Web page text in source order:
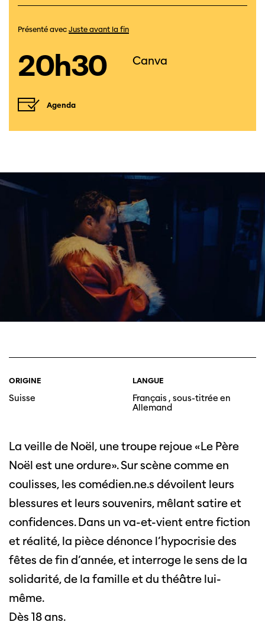
Présenté avec Juste avant la fin
20h30 Canva
Agenda
ORIGINE
Suisse
LANGUE
Français , sous-titrée en
Allemand
La veille de Noël, une troupe rejoue «Le Père
Noël est une ordure». Sur scène comme en
coulisses, les comédien.ne.s dévoilent leurs
blessures et leurs souvenirs, mêlant satire et
confidences. Dans un va-et-vient entre fiction
et réalité, la pièce dénonce l’hypocrisie des
fêtes de fin d’année, et interroge le sens de la
solidarité, de la famille et du théâtre lui-
même.
Dès 18 ans.